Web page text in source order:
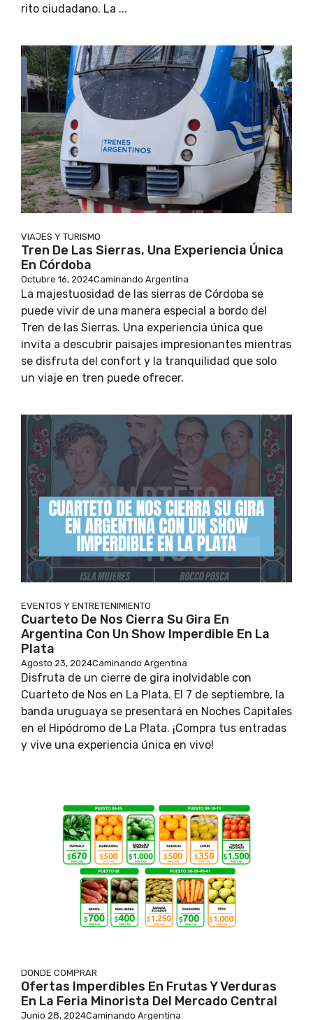
rito ciudadano. La ...
VIAJES Y TURISMO
Tren De Las Sierras, Una Experiencia Única
En Córdoba
Octubre 16, 2024Caminando Argentina
La majestuosidad de las sierras de Córdoba se
puede vivir de una manera especial a bordo del
Tren de las Sierras. Una experiencia única que
invita a descubrir paisajes impresionantes mientras
se disfruta del confort y la tranquilidad que solo
un viaje en tren puede ofrecer.
EVENTOS Y ENTRETENIMIENTO
Cuarteto De Nos Cierra Su Gira En
Argentina Con Un Show Imperdible En La
Plata
Agosto 23, 2024Caminando Argentina
Disfruta de un cierre de gira inolvidable con
Cuarteto de Nos en La Plata. El 7 de septiembre, la
banda uruguaya se presentará en Noches Capitales
en el Hipódromo de La Plata. ¡Compra tus entradas
y vive una experiencia única en vivo!
DONDE COMPRAR
Ofertas Imperdibles En Frutas Y Verduras
En La Feria Minorista Del Mercado Central
Junio 28, 2024Caminando Argentina